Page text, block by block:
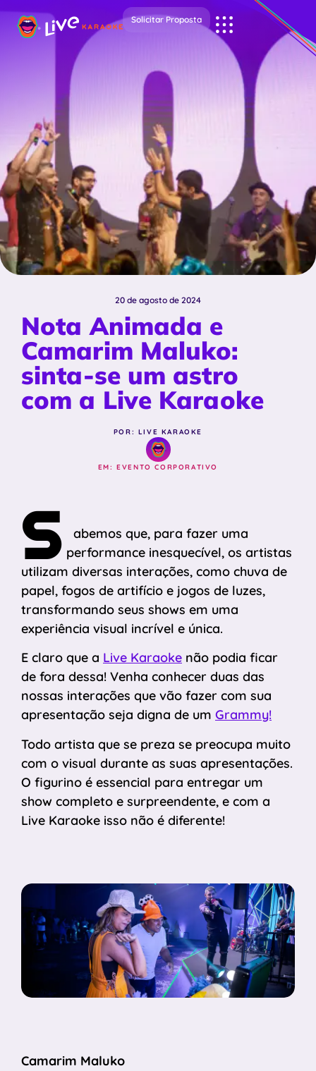
Solicitar Proposta
20 de agosto de 2024
Nota Animada e
Camarim Maluko:
sinta-se um astro
com a Live Karaoke
POR: LIVE KARAOKE
EM:EVENTO CORPORATIVO
S
abemos que, para fazer uma
performance inesquecível, os artistas
utilizam diversas interações, como chuva de
papel, fogos de artifício e jogos de luzes,
transformando seus shows em uma
experiência visual incrível e única.
E claro que a Live Karaoke não podia ficar
de fora dessa! Venha conhecer duas das
nossas interações que vão fazer com sua
apresentação seja digna de um Grammy!
Todo artista que se preza se preocupa muito
com o visual durante as suas apresentações.
O figurino é essencial para entregar um
show completo e surpreendente, e com a
Live Karaoke isso não é diferente!
Camarim Maluko